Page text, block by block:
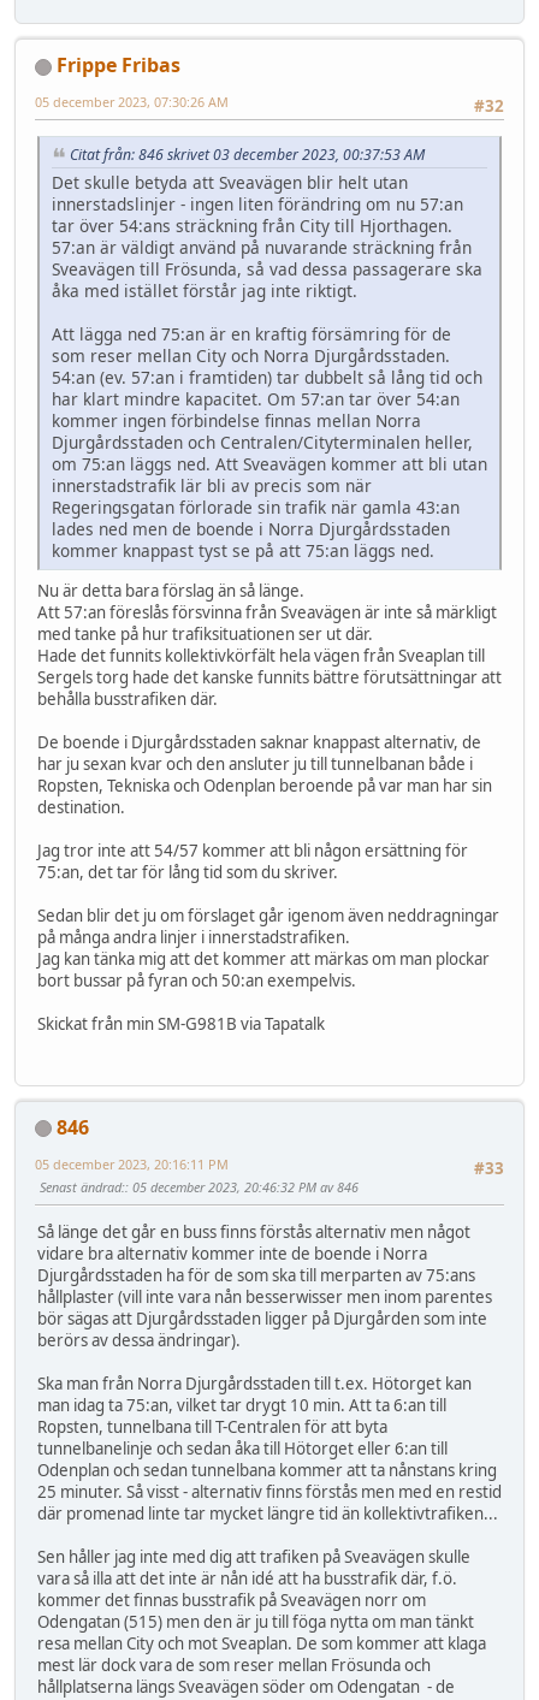
Frippe Fribas
#32
05 december 2023, 07:30:26 AM
Citat från: 846 skrivet 03 december 2023, 00:37:53 AM
Det skulle betyda att Sveavägen blir helt utan
innerstadslinjer - ingen liten förändring om nu 57:an
tar över 54:ans sträckning från City till Hjorthagen.
57:an är väldigt använd på nuvarande sträckning från
Sveavägen till Frösunda, så vad dessa passagerare ska
åka med istället förstår jag inte riktigt.
Att lägga ned 75:an är en kraftig försämring för de
som reser mellan City och Norra Djurgårdsstaden.
54:an (ev. 57:an i framtiden) tar dubbelt så lång tid och
har klart mindre kapacitet. Om 57:an tar över 54:an
kommer ingen förbindelse finnas mellan Norra
Djurgårdsstaden och Centralen/Cityterminalen heller,
om 75:an läggs ned. Att Sveavägen kommer att bli utan
innerstadstrafik lär bli av precis som när
Regeringsgatan förlorade sin trafik när gamla 43:an
lades ned men de boende i Norra Djurgårdsstaden
kommer knappast tyst se på att 75:an läggs ned.
Nu är detta bara förslag än så länge.
Att 57:an föreslås försvinna från Sveavägen är inte så märkligt
med tanke på hur trafiksituationen ser ut där.
Hade det funnits kollektivkörfält hela vägen från Sveaplan till
Sergels torg hade det kanske funnits bättre förutsättningar att
behålla busstrafiken där.
De boende i Djurgårdsstaden saknar knappast alternativ, de
har ju sexan kvar och den ansluter ju till tunnelbanan både i
Ropsten, Tekniska och Odenplan beroende på var man har sin
destination.
Jag tror inte att 54/57 kommer att bli någon ersättning för
75:an, det tar för lång tid som du skriver.
Sedan blir det ju om förslaget går igenom även neddragningar
på många andra linjer i innerstadstrafiken.
Jag kan tänka mig att det kommer att märkas om man plockar
bort bussar på fyran och 50:an exempelvis.
Skickat från min SM-G981B via Tapatalk
846
#33
05 december 2023, 20:16:11 PM
Senast ändrad:: 05 december 2023, 20:46:32 PM av 846
Så länge det går en buss finns förstås alternativ men något
vidare bra alternativ kommer inte de boende i Norra
Djurgårdsstaden ha för de som ska till merparten av 75:ans
hållplaster (vill inte vara nån besserwisser men inom parentes
bör sägas att Djurgårdsstaden ligger på Djurgården som inte
berörs av dessa ändringar).
Ska man från Norra Djurgårdsstaden till t.ex. Hötorget kan
man idag ta 75:an, vilket tar drygt 10 min. Att ta 6:an till
Ropsten, tunnelbana till T-Centralen för att byta
tunnelbanelinje och sedan åka till Hötorget eller 6:an till
Odenplan och sedan tunnelbana kommer att ta nånstans kring
25 minuter. Så visst - alternativ finns förstås men med en restid
där promenad linte tar mycket längre tid än kollektivtrafiken...
Sen håller jag inte med dig att trafiken på Sveavägen skulle
vara så illa att det inte är nån idé att ha busstrafik där, f.ö.
kommer det finnas busstrafik på Sveavägen norr om
Odengatan (515) men den är ju till föga nytta om man tänkt
resa mellan City och mot Sveaplan. De som kommer att klaga
mest lär dock vara de som reser mellan Frösunda och
hållplatserna längs Sveavägen söder om Odengatan - de